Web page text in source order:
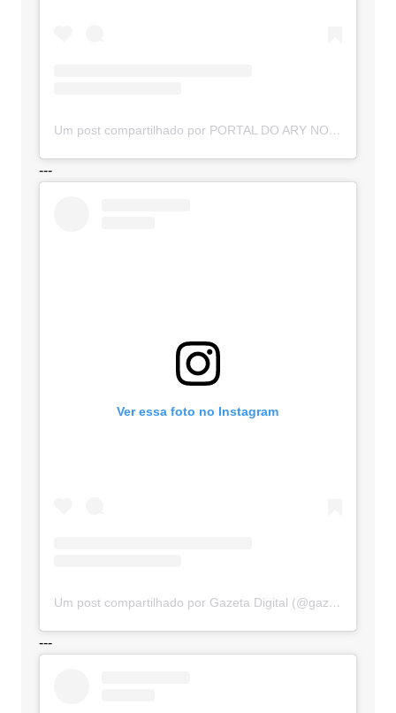
Um post compartilhado por PORTAL DO ARY NOTÍCIAS (@portaldoarynoticias)
---
Ver essa foto no Instagram
Um post compartilhado por Gazeta Digital (@gazetadigital)
---